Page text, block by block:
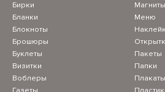
Бирки
Бланки
Блокноты
Брошюры
Буклеты
Визитки
Воблеры
Магниты
Меню
Пакеты
Папки
Плакаты